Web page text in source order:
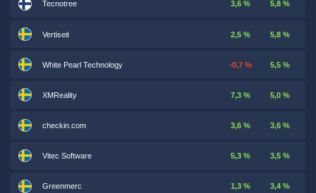
Tecnotree 3,6 % 5,8 %
Vertiseit 2,5 % 5,8 %
White Pearl Technology -0,7 % 5,5 %
XMReality 7,3 % 5,0 %
checkin.com 3,6 % 3,6 %
Vitec Software 5,3 % 3,5 %
Greenmerc 1,3 % 3,4 %